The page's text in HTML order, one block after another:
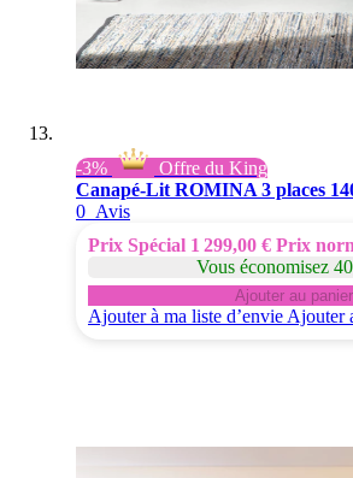
-3%
Offre du King
Canapé-Lit ROMINA 3 places
0 Avis
Prix Spécial 1 299,00 € Prix
Vous économisez
Ajouter au panier
Ajouter à ma liste d’envie Ajouter